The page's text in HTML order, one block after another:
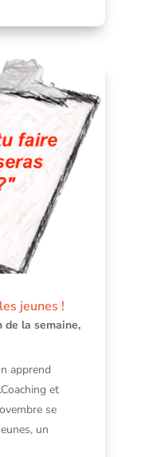
jeunes !
de la semaine,
apprend
et
se
un